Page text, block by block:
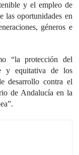
y el empleo de
las oportunidades en
géneros e
“la protección del
y equitativa de los
desarrollo contra el
de Andalucía en la